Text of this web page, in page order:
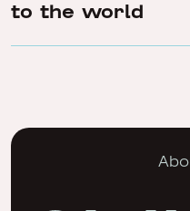
to the world